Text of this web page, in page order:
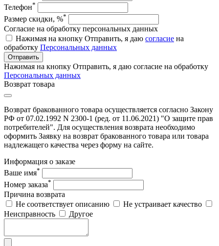
Телефон*
Размер скидки, %*
Согласие на обработку персональных данных
Нажимая на кнопку Отправить, я даю согласие на
обработку Персональных данных
Отправить
Нажимая на кнопку Отправить, я даю согласие на обработку
Персональных данных
Возврат товара
Возврат бракованного товара осуществляется согласно Закону
РФ от 07.02.1992 N 2300-1 (ред. от 11.06.2021) "О защите прав
потребителей". Для осуществления возврата необходимо
оформить Заявку на возврат бракованного товара или товара
надлежащего качества через форму на сайте.
Информация о заказе
Ваше имя*
Номер заказа*
Причина возврата
Не соответствует описанию
Не устраивает качество
Неисправность
Другое